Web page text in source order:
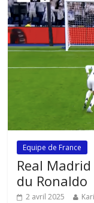
Equipe de France
Real
du Ronaldo
2 avril 2025